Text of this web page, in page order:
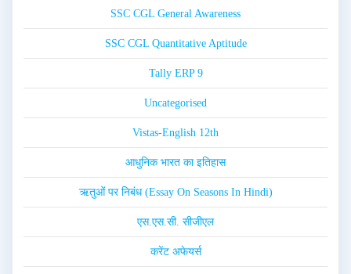
SSC CGL General Awareness
SSC CGL Quantitative Aptitude
Tally ERP 9
Uncategorised
Vistas-English 12th
आधुनिक भारत का इतिहास
ऋतुओं पर निबंध (Essay On Seasons In Hindi)
एस.एस.सी. सीजीएल
करेंट अफेयर्स